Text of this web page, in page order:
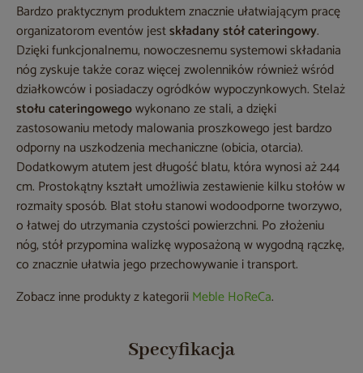
Bardzo praktycznym produktem znacznie ułatwiającym pracę
organizatorom eventów jestskładany stół cateringowy.
Dzięki funkcjonalnemu, nowoczesnemu systemowi składania
nóg zyskuje także coraz więcej zwolenników również wśród
działkowców i posiadaczy ogródków wypoczynkowych. Stelaż
stołu cateringowegowykonano ze stali, a dzięki
zastosowaniu metody malowania proszkowego jest bardzo
odporny na uszkodzenia mechaniczne (obicia, otarcia).
Dodatkowym atutem jest długość blatu, która wynosi aż 244
cm. Prostokątny kształt umożliwia zestawienie kilku stołów w
rozmaity sposób. Blat stołu stanowi wodoodporne tworzywo,
o łatwej do utrzymania czystości powierzchni. Po złożeniu
nóg, stół przypomina walizkę wyposażoną w wygodną rączkę,
co znacznie ułatwia jego przechowywanie i transport.
Zobacz inne produkty z kategoriiMeble HoReCa.
Specyfikacja